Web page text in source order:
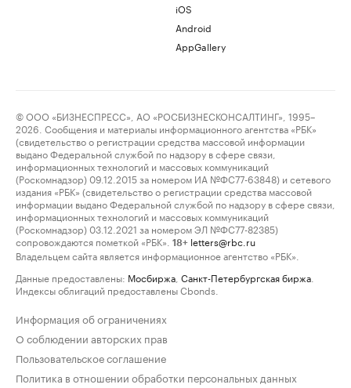
iOS
Android
AppGallery
© ООО «БИЗНЕСПРЕСС», АО «РОСБИЗНЕСКОНСАЛТИНГ», 1995–
2026. Сообщения и материалы информационного агентства «РБК»
(свидетельство о регистрации средства массовой информации
выдано Федеральной службой по надзору в сфере связи,
информационных технологий и массовых коммуникаций
(Роскомнадзор) 09.12.2015 за номером ИА №ФС77-63848) и сетевого
издания «РБК» (свидетельство о регистрации средства массовой
информации выдано Федеральной службой по надзору в сфере связи,
информационных технологий и массовых коммуникаций
(Роскомнадзор) 03.12.2021 за номером ЭЛ №ФС77-82385)
сопровождаются пометкой «РБК».
18+ letters@rbc.ru
Владельцем сайта является информационное агентство «РБК».
Данные предоставлены: Мосбиржа Санкт-Петербургская биржа
Индексы облигаций предоставлены Cbonds.
Информация об ограничениях
О соблюдении авторских прав
Пользовательское соглашение
Политика в отношении обработки персональных данных